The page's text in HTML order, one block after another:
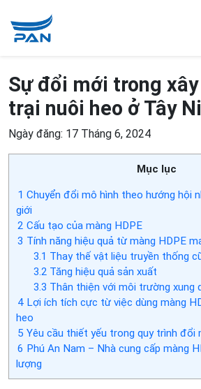
Sự đổi mới trong
trại nuôi heo ở Tây
Ngày đăng: 17 Tháng 6, 2024
Mục lục
1 Chuyển đổi mô hình theo hướng hội
giới
2 Cấu tạo của màng HDPE
3 Tính năng hiệu quả từ màng HDPE
3.1 Thay thế vật liệu truyền thống
3.2Tăng hiệu quả sản xuất
3.3 Thân thiện với môi trường xung
4 Lợi ích tích cực từ việc dùng màng
heo
5 Yêu cầu thiết yếu trong quy trình đổi
6 Phú An Nam – Nhà cung cấp màng
lượng